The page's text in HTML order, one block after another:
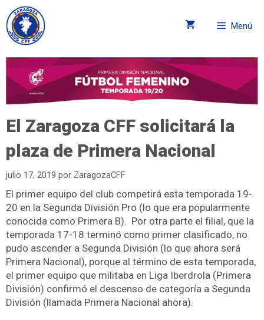
Menú
El Zaragoza CFF solicitará la
plaza de Primera Nacional
julio 17, 2019 por ZaragozaCFF
El primer equipo del club competirá esta temporada 19-
20 en la Segunda División Pro (lo que era popularmente
conocida como Primera B). Por otra parte el filial, que la
temporada 17-18 terminó como primer clasificado, no
pudo ascender a Segunda División (lo que ahora será
Primera Nacional), porque al término de esta temporada,
el primer equipo que militaba en Liga Iberdrola (Primera
División) confirmó el descenso de categoría a Segunda
División (llamada Primera Nacional ahora).